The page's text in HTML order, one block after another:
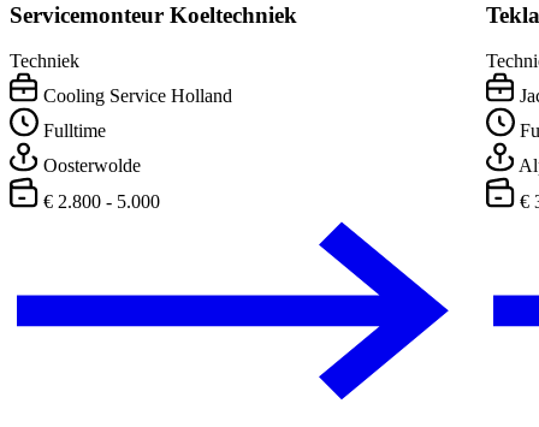
Servicemonteur Koeltechniek
Techniek
Cooling Service Holland
Fulltime
Oosterwolde
€ 2.800 - 5.000
€